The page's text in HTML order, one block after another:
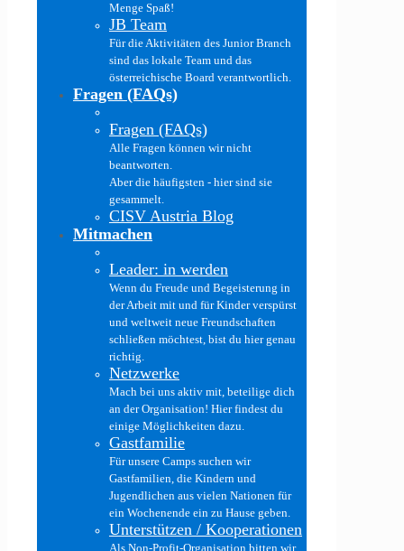
Menge Spaß!
JB Team
Für die Aktivitäten des Junior Branch
sind das lokale Team und das
österreichische Board verantwortlich.
Fragen (FAQs)
Fragen (FAQs)
Alle Fragen können wir nicht
beantworten.
Aber die häufigsten - hier sind sie
gesammelt.
CISV Austria Blog
Mitmachen
Leader: in werden
Wenn du Freude und Begeisterung in
der Arbeit mit und für Kinder verspürst
und weltweit neue Freundschaften
schließen möchtest, bist du hier genau
richtig.
Netzwerke
Mach bei uns aktiv mit, beteilige dich
an der Organisation! Hier findest du
einige Möglichkeiten dazu.
Gastfamilie
Für unsere Camps suchen wir
Gastfamilien, die Kindern und
Jugendlichen aus vielen Nationen für
ein Wochenende ein zu Hause geben.
Unterstützen / Kooperationen
Als Non-Profit-Organisation bitten wir